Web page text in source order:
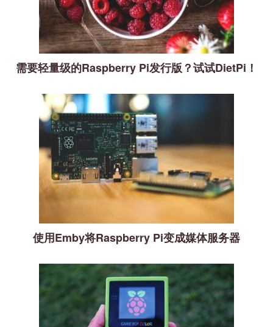
需要轻量级的Raspberry Pi发行版？试试DietPi！
使用Emby将Raspberry Pi变成媒体服务器